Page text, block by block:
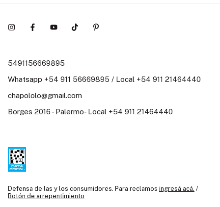
5491156669895
Whatsapp +54 911 56669895 / Local +54 911 21464440
chapololo@gmail.com
Borges 2016 - Palermo- Local +54 911 21464440
Defensa de las y los consumidores. Para reclamos ingresá acá. /
Botón de arrepentimiento